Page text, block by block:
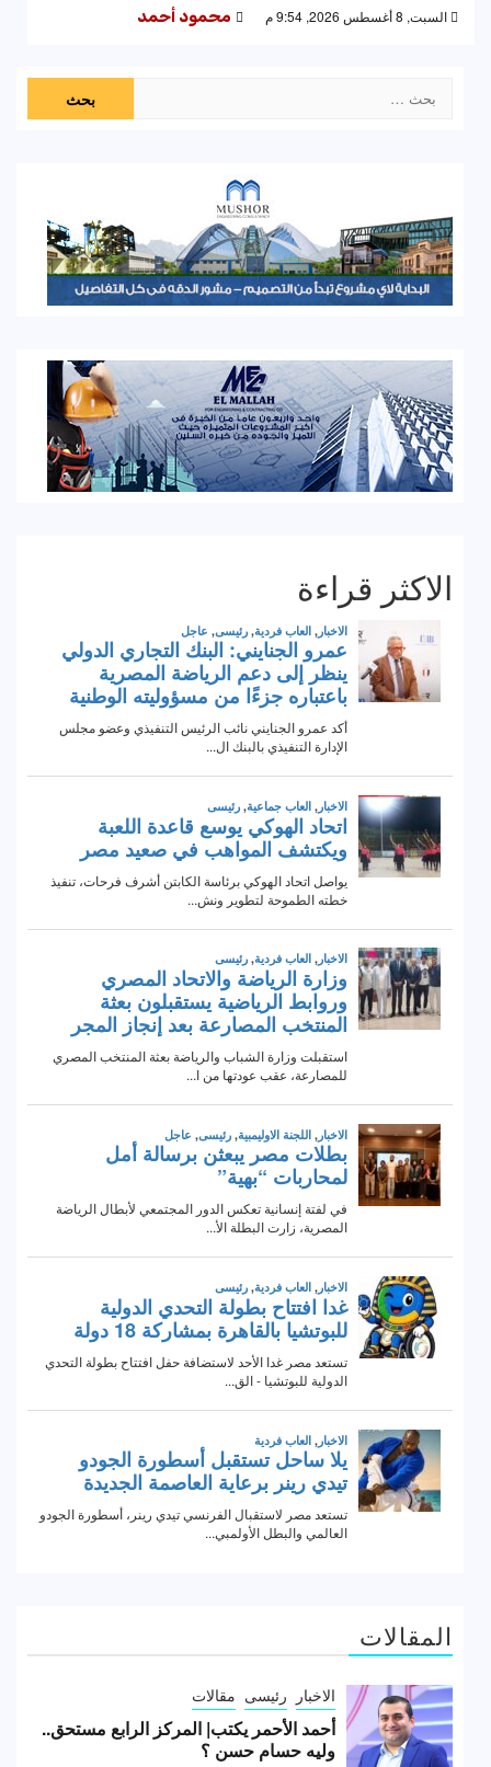
السبت, 8 أغسطس 2026, 9:54 م محمود أحمد
عن:
الاكثر قراءة
المقالات
الاخبار رئيسى مقالات
أحمد الأحمر يكتب| المركز الرابع مستحق..
وليه حسام حسن ؟